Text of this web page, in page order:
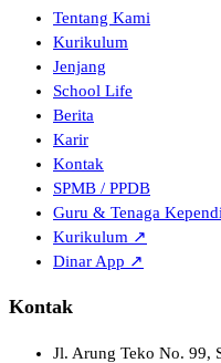
Tentang Kami
Kurikulum
Jenjang
School Life
Berita
Karir
Kontak
SPMB / PPDB
Guru & Tenaga
Kurikulum ↗
Dinar App ↗
Kontak
Jl. Arung Teko No. 99,